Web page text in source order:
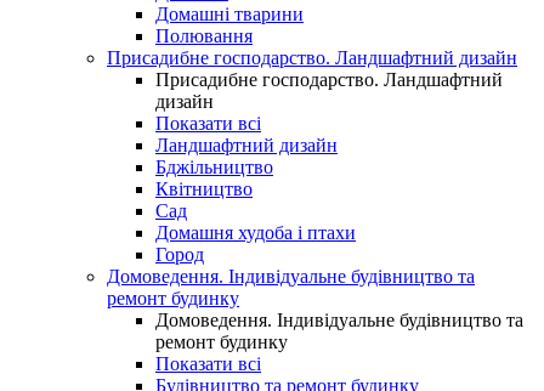
Домашні тварини
Полювання
Присадибне господарство. Ландшафтний дизайн
Присадибне господарство. Ландшафтний
дизайн
Показати всі
Ландшафтний дизайн
Бджільництво
Квітництво
Сад
Домашня худоба і птахи
Город
Домоведення. Індивідуальне будівництво та
ремонт будинку
Домоведення. Індивідуальне будівництво та
ремонт будинку
Показати всі
Будівництво та ремонт будинку